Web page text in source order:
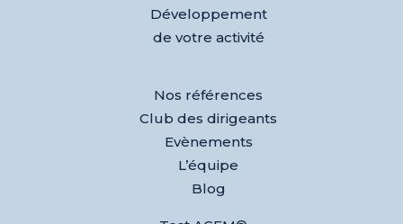
Développement
de votre activité
Nos références
Club des dirigeants
Evènements
L’équipe
Blog